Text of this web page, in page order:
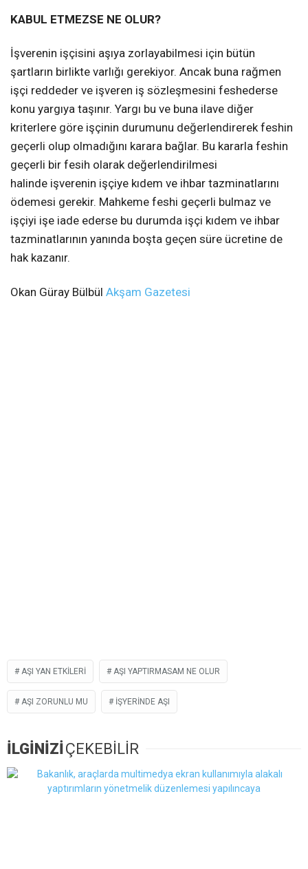
KABUL ETMEZSE NE OLUR?
İşverenin işçisini aşıya zorlayabilmesi için bütün
şartların birlikte varlığı gerekiyor. Ancak buna rağmen
işçi reddeder ve işveren iş sözleşmesini feshederse
konu yargıya taşınır. Yargı bu ve buna ilave diğer
kriterlere göre işçinin durumunu değerlendirerek feshin
geçerli olup olmadığını karara bağlar. Bu kararla feshin
geçerli bir fesih olarak değerlendirilmesi
halinde işverenin işçiye kıdem ve ihbar tazminatlarını
ödemesi gerekir. Mahkeme feshi geçerli bulmaz ve
işçiyi işe iade ederse bu durumda işçi kıdem ve ihbar
tazminatlarının yanında boşta geçen süre ücretine de
hak kazanır.
Okan Güray Bülbül Akşam Gazetesi
AŞI YAN ETKILERI AŞI YAPTIRMASAM NE OLUR
AŞI ZORUNLU MU IŞYERINDE AŞI
İLGİNİZİÇEKEBİLİR